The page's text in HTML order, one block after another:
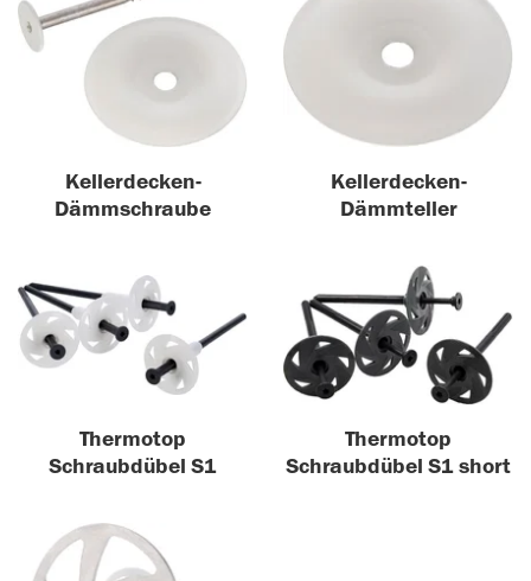
Kellerdecken-
Dämmschraube
Kellerdecken-
Dämmteller
Thermotop
Schraubdübel S1
Thermotop
Schraubdübel S1 short